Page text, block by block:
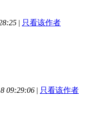
| 只看该作者
09:29:06 | 只看该作者